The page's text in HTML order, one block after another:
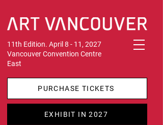
11th Edition. April 8 - 11, 2027
Vancouver Convention Centre
East
PURCHASE TICKETS
EXHIBIT IN 2027